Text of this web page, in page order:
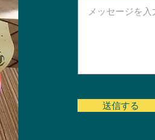
送信する